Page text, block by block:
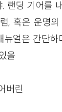
랜딩 기어를
, 혹은 운명
뉴얼은 간단하
을
버린